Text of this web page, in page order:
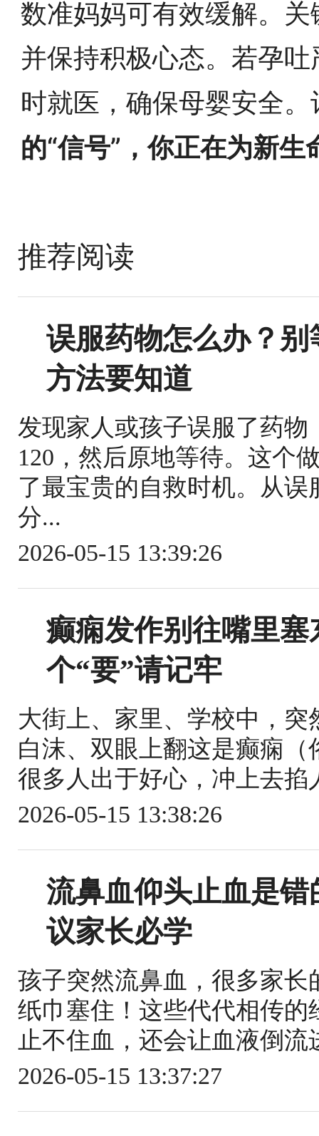
数准妈妈可有效缓解。
并保持积极心态。若孕
时就医，确保母婴安全。
的“信号”，你正在为新
推荐阅读
误服药物怎么办？
方法要知道
发现家人或孩子误服了药
120，然后原地等待。这个
了最宝贵的自救时机。从
分...
2026-05-15 13:39:26
癫痫发作别往嘴里塞
个“要”请记牢
大街上、家里、学校中，
白沫、双眼上翻这是癫痫
很多人出于好心，冲上去
2026-05-15 13:38:26
流鼻血仰头止血是
议家长必学
孩子突然流鼻血，很多家
纸巾塞住！这些代代相传
止不住血，还会让血液倒
2026-05-15 13:37:27